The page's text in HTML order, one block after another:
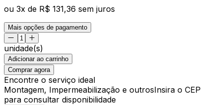
ou 3x de R$ 131,36 sem juros
Mais opções de pagamento
unidade(s)
Adicionar ao carrinho
Comprar agora
Encontre o serviço ideal
Montagem, Impermeabilização e outrosInsira o CEP
para consultar disponibilidade